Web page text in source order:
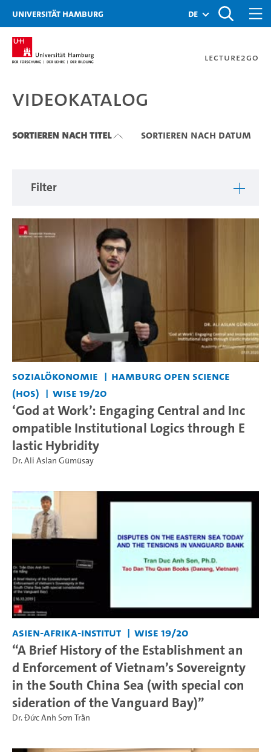
Zu den Filtern
Zur Metanavigation
Zur Hauptnavigation
Zur Suche
Zum Inhalt
Zum Seitenfuss
Universität Hamburg de
Lecture2Go
Videokatalog
Videokatalog
Sortieren nach Titel Sortieren nach Datum
Filter
Sozialökonomie
Hamburg Open Science
(HOS)
WiSe 19/20
‘God at Work’: Engaging Central and Inc
ompatible Institutional Logics through E
lastic Hybridity
Dr. Ali Aslan Gümüsay
Asien-Afrika-Institut WiSe 19/20
“A Brief History of the Establishment an
d Enforcement of Vietnam’s Sovereignty
in the South China Sea (with special con
sideration of the Vanguard Bay)”
Dr. Đức Anh Sơn Trần